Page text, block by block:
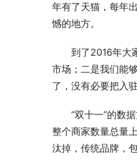
年有了天猫，每年
憾的地方。
到了2016年大
市场；二是我们能
了，没有必要把入
“双十一”的数
整个商家数量总量
汰掉，传统品牌，